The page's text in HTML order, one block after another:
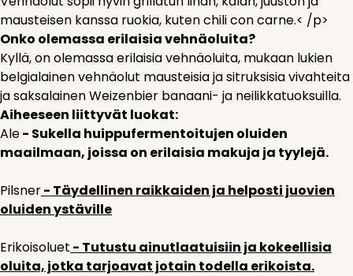
mausteisen kanssa ruokia, kuten chili con carne.< /p>
Onko olemassa erilaisia vehnäoluita?
Kyllä, on olemassa erilaisia vehnäoluita, mukaan lukien
belgialainen vehnäolut mausteisia ja sitruksisia vivahteita
ja saksalainen Weizenbier banaani- ja neilikkatuoksuilla.
Aiheeseen liittyvät luokat:
Ale- Sukella huippufermentoitujen oluiden
maailmaan, joissa on erilaisia makuja ja tyylejä.
Pilsner- Täydellinen raikkaiden ja helposti juovien
oluiden ystäville
Erikoisoluet - Tutustu ainutlaatuisiin ja kokeellisia
oluita, jotka tarjoavat jotain todella erikoista.